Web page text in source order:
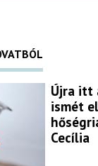
Újra itt
ismét
Cecília